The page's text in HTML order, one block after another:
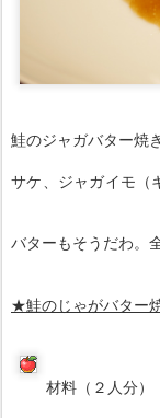
鮭のジャガバター焼き
サケ、ジャガイモ（
バターもそうだわ。
★鮭のじゃがバター
材料（２人分）